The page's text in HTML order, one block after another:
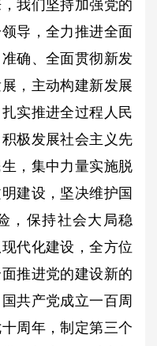
我们坚持加强党的
导，全力推进全面
确、全面贯彻新发
，主动构建新发展
实推进全过程人民
极发展社会主义先
，集中力量实施脱
建设，坚决维护国
，保持社会大局稳
代化建设，全方位
推进党的建设新的
共产党成立一百周
周年，制定第三个